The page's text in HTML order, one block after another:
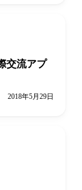
交流アプ
2018年5月29日